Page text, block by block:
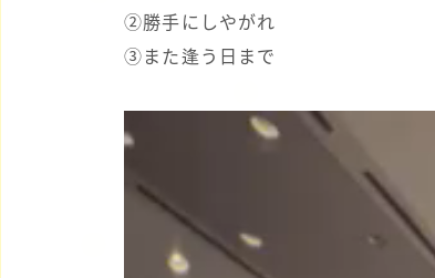
➁勝手にしやがれ
➂また逢う日まで